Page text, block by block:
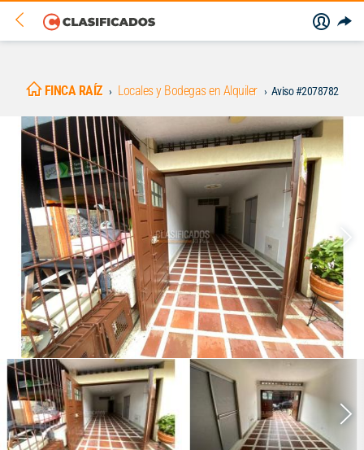
FINCA RAÍZ Locales y Bodegas en Alquiler Aviso #2078782